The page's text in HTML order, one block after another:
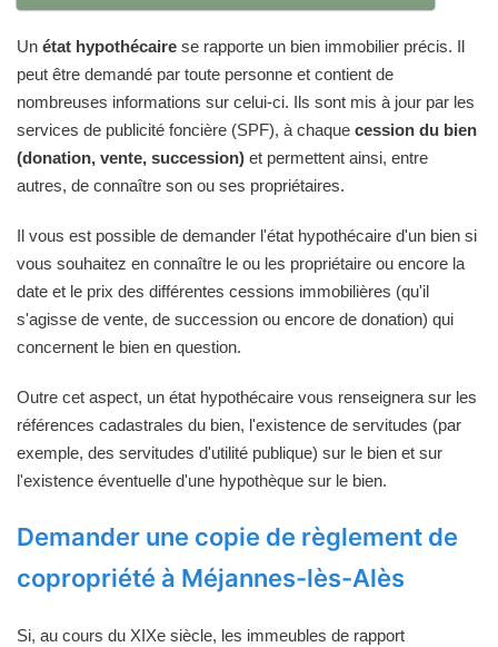
Un état hypothécaire se rapporte un bien immobilier précis. Il
peut être demandé par toute personne et contient de
nombreuses informations sur celui-ci. Ils sont mis à jour par les
services de publicité foncière (SPF), à chaque cession du bien
(donation, vente, succession) et permettent ainsi, entre
autres, de connaître son ou ses propriétaires.
Il vous est possible de demander l'état hypothécaire d'un bien si
vous souhaitez en connaître le ou les propriétaire ou encore la
date et le prix des différentes cessions immobilières (qu'il
s'agisse de vente, de succession ou encore de donation) qui
concernent le bien en question.
Outre cet aspect, un état hypothécaire vous renseignera sur les
références cadastrales du bien, l'existence de servitudes (par
exemple, des servitudes d'utilité publique) sur le bien et sur
l'existence éventuelle d'une hypothèque sur le bien.
Demander une copie de règlement de
copropriété à Méjannes-lès-Alès
Si, au cours du XIXe siècle, les immeubles de rapport